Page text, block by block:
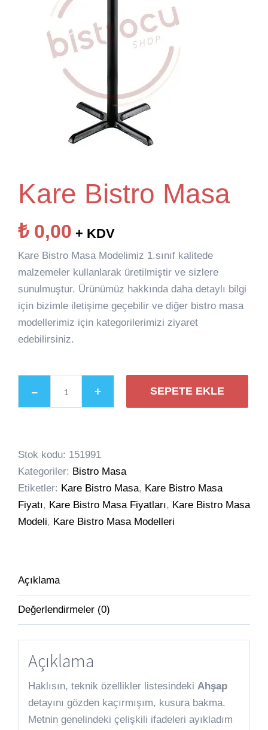
Kare Bistro Masa
₺0,00 + KDV
Kare Bistro Masa Modelimiz 1.sınıf kalitede
malzemeler kullanlarak üretilmiştir ve sizlere
sunulmuştur. Ürünümüz hakkında daha detaylı bilgi
için bizimle iletişime geçebilir ve diğer bistro masa
modellerimiz için kategorilerimizi ziyaret
edebilirsiniz.
adet
SEPETE EKLE
Stok kodu: 151991
Kategoriler: Bistro Masa
Etiketler: Kare Bistro Masa, Kare Bistro Masa
Fiyatı, Kare Bistro Masa Fiyatları, Kare Bistro Masa
Modeli, Kare Bistro Masa Modelleri
Açıklama
Değerlendirmeler (0)
Açıklama
Haklısın, teknik özellikler listesindeki Ahşap
detayını gözden kaçırmışım, kusura bakma.
Metnin genelindeki çelişkili ifadeleri ayıkladım